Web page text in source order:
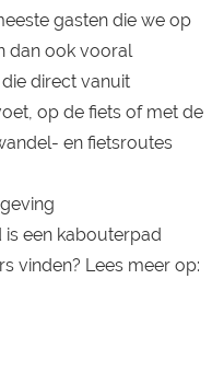
gasten die we op
dan ook vooral
direct vanuit
op de fiets of met de
en fietsroutes
een kabouterpad
vinden? Lees meer op: